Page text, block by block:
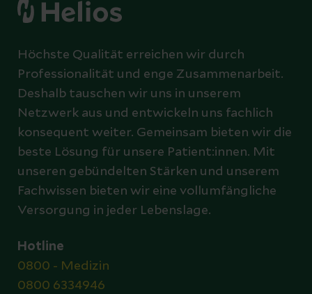
Höchste Qualität erreichen wir durch
Professionalität und enge Zusammenarbeit.
Deshalb tauschen wir uns in unserem
Netzwerk aus und entwickeln uns fachlich
konsequent weiter. Gemeinsam bieten wir die
beste Lösung für unsere Patient:innen. Mit
unseren gebündelten Stärken und unserem
Fachwissen bieten wir eine vollumfängliche
Versorgung in jeder Lebenslage.
Hotline
0800 - Medizin
0800 6334946